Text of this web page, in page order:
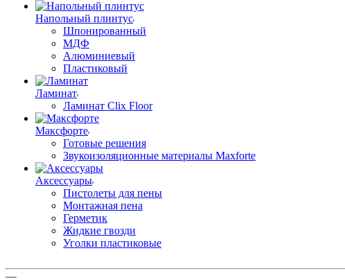
Напольный плинтус
Шпонированный
МДФ
Алюминиевый
Пластиковый
Ламинат
Ламинат Clix Floor
Максфорте
Готовые решения
Звукоизоляционные материалы Maxforte
Аксессуары
Пистолеты для пены
Монтажная пена
Герметик
Жидкие гвозди
Уголки пластиковые